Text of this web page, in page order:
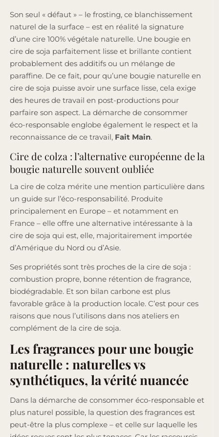
Son seul « défaut » – le frosting, ce blanchissement
naturel de la surface – est en réalité la signature
d’une cire 100% végétale naturelle. Une bougie en
cire de soja parfaitement lisse et brillante contient
probablement des additifs ou un mélange de
paraffine. De ce fait, pour qu’une bougie naturelle en
cire de soja puisse avoir une surface lisse, cela exige
des heures de travail en post-productions pour
parfaire son aspect. La démarche de consommer
éco-responsable englobe également le respect et la
reconnaissance de ce travail, Fait Main.
Cire de colza : l’alternative européenne de la
bougie naturelle souvent oubliée
La cire de colza mérite une mention particulière dans
un guide sur l’éco-responsabilité. Produite
principalement en Europe – et notamment en
France – elle offre une alternative intéressante à la
cire de soja qui est, elle, majoritairement importée
d’Amérique du Nord ou d’Asie.
Ses propriétés sont très proches de la cire de soja :
combustion propre, bonne rétention de fragrance,
biodégradable. Et son bilan carbone est plus
favorable grâce à la production locale. C’est pour ces
raisons que nous l’utilisons dans nos ateliers en
complément de la cire de soja.
Les fragrances pour une bougie
naturelle : naturelles vs
synthétiques, la vérité nuancée
Dans la démarche de consommer éco-responsable et
plus naturel possible, la question des fragrances est
peut-être la plus complexe – et celle sur laquelle les